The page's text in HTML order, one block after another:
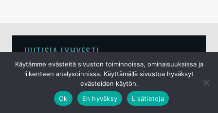
UUTISIA LYHYESTI
Samsungin huhutaan tiputtavan Galaxy S27
Ultrasta neljännen takakameran pois
Käytämme evästeitä sivuston toiminnoissa, ominaisuuksissa ja
liikenteen analysoinnissa. Käyttämällä sivustoa hyväksyt
evästeiden käytön.
Ok
En hyväksy Lisätietoja